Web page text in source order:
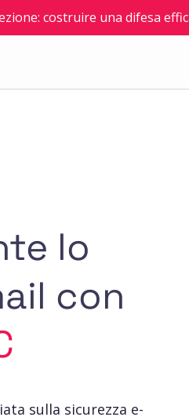
costruire una difesa
lo
con
sulla sicurezza e-